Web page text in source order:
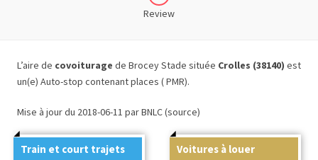
Review
L’aire de covoiturage de Brocey Stade située Crolles (38140) est
un(e) Auto-stop contenant places ( PMR).
Mise à jour du 2018-06-11 par BNLC (source)
Train et court trajets Voitures à louer